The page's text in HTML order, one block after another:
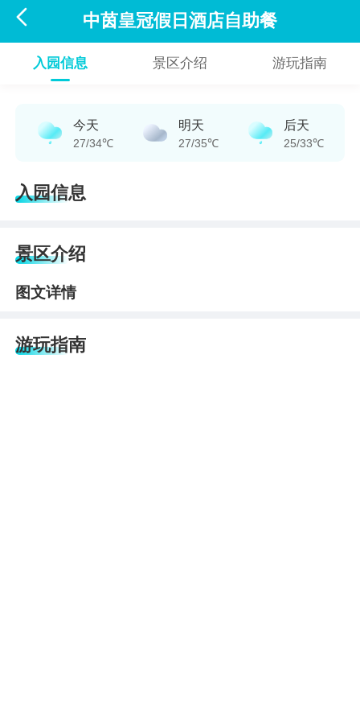
 中茵皇冠假日酒店自助餐
入园信息 景区介绍 游玩指南
今天
27/34℃
明天
27/35℃
后天
25/33℃
入园信息
景区介绍
图文详情
游玩指南